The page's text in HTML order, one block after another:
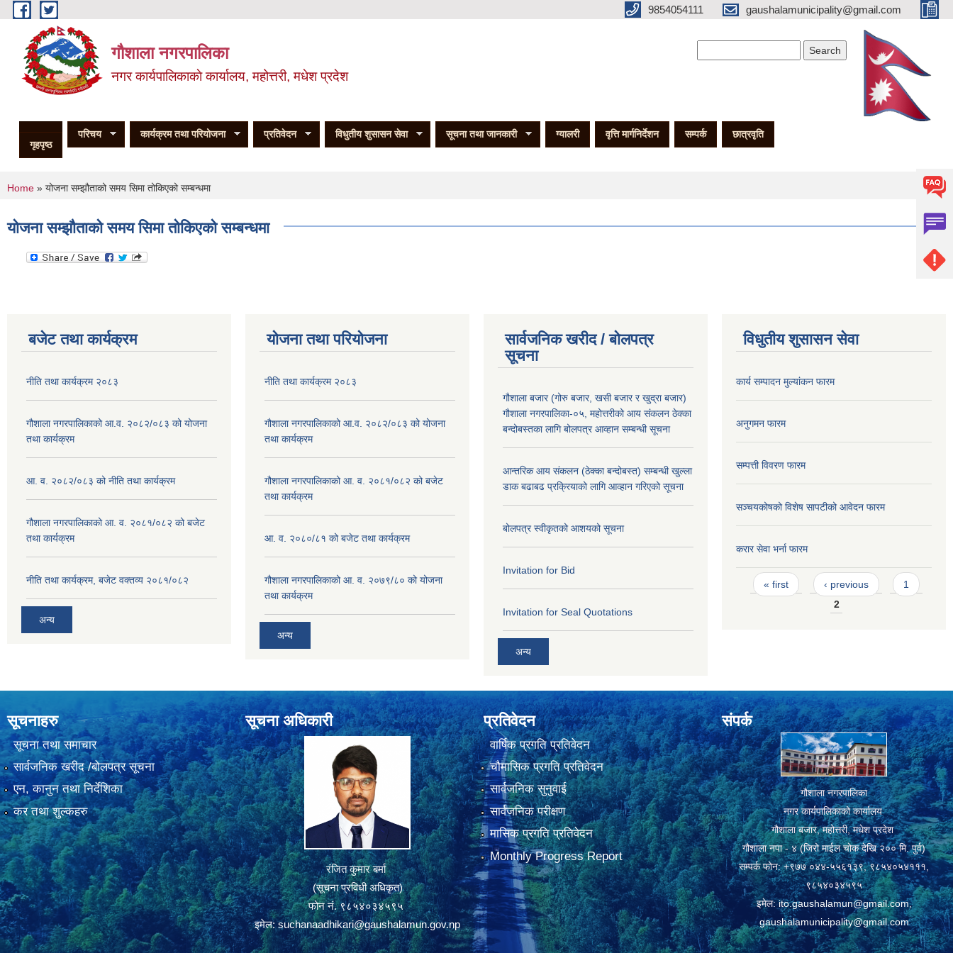
Skip to main content 9854054111 gaushalamunicipality@gmail.com
गौशाला नगरपालिका
नगर कार्यपालिकाकाे कार्यालय, महोत्तरी, मधेश प्रदेश
गृहपृष्ठ
परिचय कार्यक्रम तथा परियोजना प्रतिवेदन विधुतीय शुसासन सेवा सूचना तथा जानकारी ग्यालरी वृत्ति मार्गनिर्देशन सम्पर्क छात्रवृति
You are here
Home » योजना सम्झौताको समय सिमा तोकिएको सम्बन्धमा
योजना सम्झौताको समय सिमा तोकिएको सम्बन्धमा
बजेट तथा कार्यक्रम
नीति तथा कार्यक्रम २०८३
गौशाला नगरपालिकाको आ.व. २०८२/०८३ को योजना
तथा कार्यक्रम
आ. व. २०८२/०८३ को नीति तथा कार्यक्रम
गौशाला नगरपालिकाको आ. व. २०८१/०८२ को बजेट
तथा कार्यक्रम
नीति तथा कार्यक्रम, बजेट वक्तव्य २०८१/०८२
अन्य
योजना तथा परियोजना
नीति तथा कार्यक्रम २०८३
गौशाला नगरपालिकाको आ.व. २०८२/०८३ को योजना
तथा कार्यक्रम
गौशाला नगरपालिकाको आ. व. २०८१/०८२ को बजेट
तथा कार्यक्रम
आ. व. २०८०/८१ को बजेट तथा कार्यक्रम
गौशाला नगरपालिकाको आ. व. २०७९/८० को योजना
तथा कार्यक्रम
अन्य
सार्वजनिक खरीद / बोलपत्र
सूचना
गौशाला बजार (गोरु बजार, खसी बजार र खुद्रा बजार)
गौशाला नगरपालिका-०५, महोत्तरीको आय संकलन ठेक्का
बन्दोबस्तका लागि बोलपत्र आव्हान सम्बन्धी सूचना
आन्तरिक आय संकलन (ठेक्का बन्दोबस्त) सम्बन्धी खुल्ला
डाक बढाबढ प्रक्रियाको लागि आव्हान गरिएको सूचना
बोलपत्र स्वीकृतको आशयको सूचना
Invitation for Bid
Invitation for Seal Quotations
अन्य
विधुतीय शुसासन सेवा
कार्य सम्पादन मुल्यांकन फारम
अनुगमन फारम
सम्पत्ती विवरण फारम
सञ्चयकोषको विशेष सापटीको आवेदन फारम
करार सेवा भर्ना फारम
Pages
« first ‹ previous
1
2
सूचनाहरु
सूचना तथा समाचार
सार्वजनिक खरीद /बोलपत्र सूचना
एन, कानुन तथा निर्देशिका
कर तथा शुल्कहरु
सूचना अधिकारी
रंजित कुमार बर्मा
(सूचना प्रविधी अधिकृत)
फोन नं. ९८५४०३४५९५
इमेल:suchanaadhikari@gaushalamun.gov.np
प्रतिवेदन
वार्षिक प्रगति प्रतिवेदन
चौमासिक प्रगति प्रतिवेदन
सार्वजनिक सुनुवाई
सार्वजनिक परीक्षण
मासिक प्रगति प्रतिवेदन
Monthly Progress Report
संपर्क
गौशाला नगरपालिका
नगर कार्यपालिकाको कार्यालय
गौशाला बजार, महोत्तरी, मधेश प्रदेश
गौशाला नपा - ४ (जिरो माईल चोक देखि २०० मि. पुर्व)
सम्पर्क फोन: +९७७ ०४४-५५६१३९, ९८५४०५४१११,
९८५४०३४५९५
इमेल:ito.gaushalamun@gmail.com,
gaushalamunicipality@gmail.com